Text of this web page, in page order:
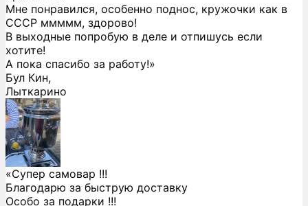
Мне понравился, особенно поднос, кружочки как в
СССР ммммм, здорово!
В выходные попробую в деле и отпишусь если
хотите!
А пока спасибо за работу!»
Бул Кин,
Лыткарино
«Супер самовар !!!
Благодарю за быструю доставку
Особо за подарки !!!